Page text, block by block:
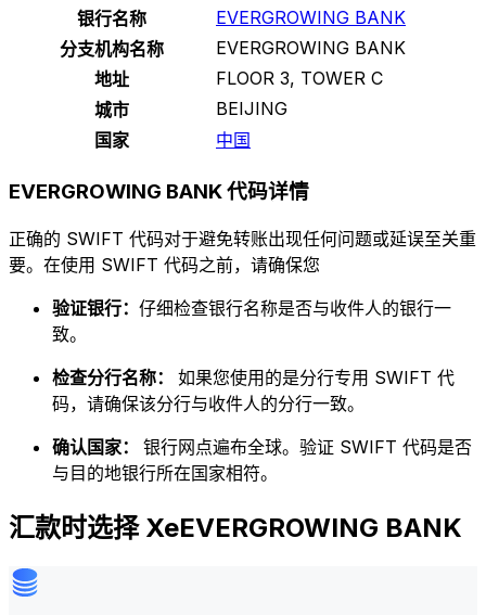
银行名称
EVERGROWING BANK
分支机构名称
EVERGROWING BANK
地址
FLOOR 3, TOWER C
城市
BEIJING
国家
中国
EVERGROWING BANK 代码详情
正确的 SWIFT 代码对于避免转账出现任何问题或延误至关重
要。在使用 SWIFT 代码之前，请确保您
验证银行： 仔细检查银行名称是否与收件人的银行一
致。
检查分行名称： 如果您使用的是分行专用 SWIFT 代
码，请确保该分行与收件人的分行一致。
确认国家： 银行网点遍布全球。验证 SWIFT 代码是否
与目的地银行所在国家相符。
汇款时选择 XeEVERGROWING BANK